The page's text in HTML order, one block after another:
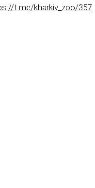
t.me/kharkiv_zoo/357